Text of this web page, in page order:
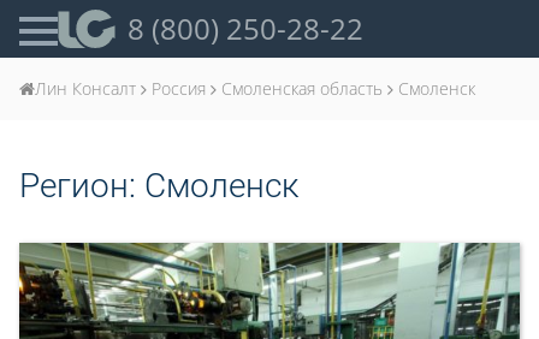
8 (800) 250-28-22
Лин Консалт Россия Смоленская область Смоленск
Регион: Смоленск